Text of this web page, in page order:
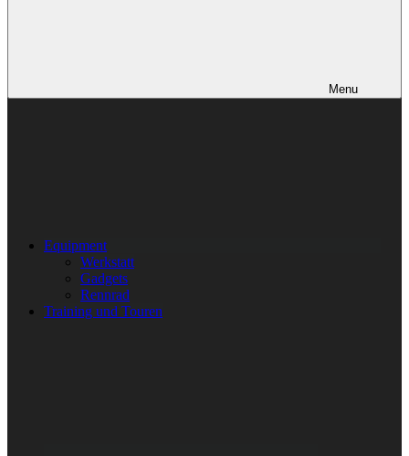
Menu
Equipment
Werkstatt
Gadgets
Rennrad
Training und Touren